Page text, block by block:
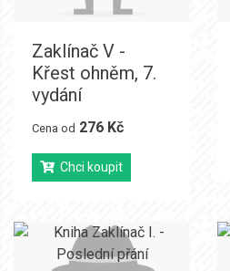
Zaklínač V -
Křest ohněm, 7.
vydání
Cena od 276 Kč
Chci koupit